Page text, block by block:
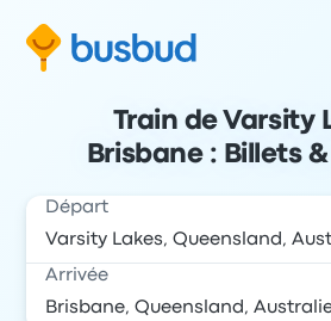
Train de Varsity
Brisbane : Billets
Départ
Arrivée